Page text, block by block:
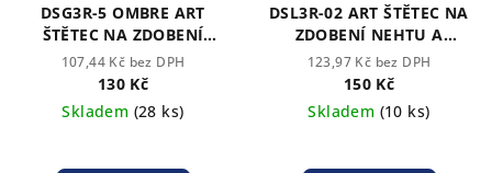
DSG3R-5 OMBRE ART
ŠTĚTEC NA ZDOBENÍ
NEHTU A VYTVARNÉ
UMĚNÍ ROUBLOFF
107,44 Kč bez DPH
130 Kč
Skladem (28 ks)
DSL3R-02 ART ŠTĚTEC NA
ZDOBENÍ NEHTU A
VYTVARNÉ UMĚNÍ
ROUBLOFF
123,97 Kč bez DPH
150 Kč
Skladem (10 ks)